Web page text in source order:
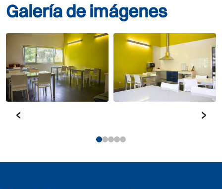
Galería de imágenes
‹ ›